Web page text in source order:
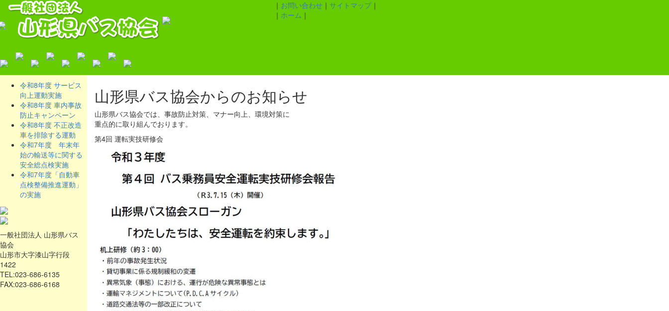
｜ お問い合わせ ｜ サイトマップ｜
｜ ホーム ｜
令和8年度 サービス
向上運動実施
令和8年度 車内事故
防止キャンペーン
令和8年度 不正改造
車を排除する運動
令和7年度 年末年
始の輸送等に関する
安全総点検実施
令和7年度「自動車
点検整備推進運動」
の実施
一般社団法人 山形県バス
協会
山形市大字漆山字行段
1422
TEL:023-686-6135
FAX:023-686-6168
山形県バス協会からのお知らせ
山形県バス協会では、事故防止対策、マナー向上、環境対策に
重点的に取り組んでおります。
第4回 運転実技研修会